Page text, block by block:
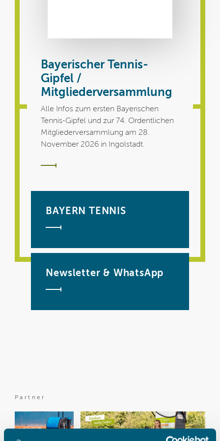
Bayerischer Tennis-
Gipfel /
Mitgliederversammlung
Alle Infos zum ersten Bayerischen
Tennis-Gipfel und zur 74. Ordentlichen
Mitgliederversammlung am 28.
November 2026 in Ingolstadt.
BAYERN TENNIS
Newsletter & WhatsApp
Partner